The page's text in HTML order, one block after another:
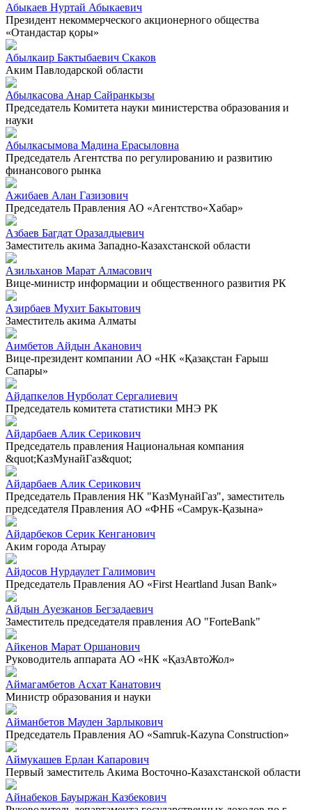
Абыкаев Нуртай Абыкаевич
Президент некоммерческого акционерного общества
«Отандастар қоры»
Абылкаир Бактыбаевич Скаков
Аким Павлодарской области
Абылкасова Анар Сайранкызы
Председатель Комитета науки министерства образования и
науки
Абылкасымова Мадина Ерасыловна
Председатель Агентства по регулированию и развитию
финансового рынка
Ажибаев Алан Газизович
Председатель Правления АО «Агентство«Хабар»
Азбаев Багдат Оразалдыевич
Заместитель акима Западно-Казахстанской области
Азильханов Марат Алмасович
Вице-министр информации и общественного развития РК
Азирбаев Мухит Бакытович
Заместитель акима Алматы
Аимбетов Айдын Аканович
Вице-президент компании АО «НК «Қазақстан Ғарыш
Сапары»
Айдапкелов Нурболат Сергалиевич
Председатель комитета статистики МНЭ РК
Айдарбаев Алик Серикович
Председатель правления Национальная компания
&quot;КазМунайГаз&quot;
Айдарбаев Алик Серикович
Председатель Правления НК "КазМунайГаз", заместитель
председателя Правления АО «ФНБ «Самрук-Қазына»
Айдарбеков Серик Кенганович
Аким города Атырау
Айдосов Нурдаулет Галимович
Председатель Правления АО «First Heartland Jusan Bank»
Айдын Ауезканов Бегзадаевич
Заместитель председателя правления АО "ForteBank"
Айкенов Марат Оршанович
Руководитель аппарата АО «НК «ҚазАвтоЖол»
Аймагамбетов Асхат Канатович
Министр образования и науки
Айманбетов Маулен Зарлыкович
Председатель Правления АО «Samruk-Kazyna Construction»
Аймукашев Ерлан Капарович
Первый заместитель Акима Восточно-Казахстанской области
Айнабеков Бауыржан Казбекович